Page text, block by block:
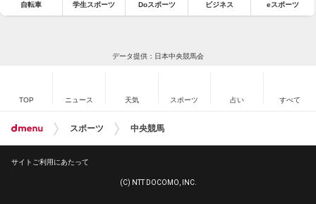
自転車 学生スポーツ Doスポーツ ビジネス eスポーツ
データ提供：日本中央競馬会
TOP ニュース 天気 スポーツ 占い すべて
スポーツ 中央競馬
サイトご利用にあたって
(C) NTT DOCOMO, INC.